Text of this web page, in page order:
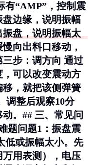
有“AMP”，控制震
边缘，说明振幅
盘，说明振幅太
向出料口移动，
三步：调方向 通过
可以改变震动方
，就把该侧弹簧
调整后观察10分
。## 三、常见问
题问题1：振盘震
低或振幅太小。先
用表测），电压